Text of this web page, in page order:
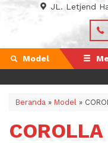
JL. Letjend
Model
Beranda » Model »